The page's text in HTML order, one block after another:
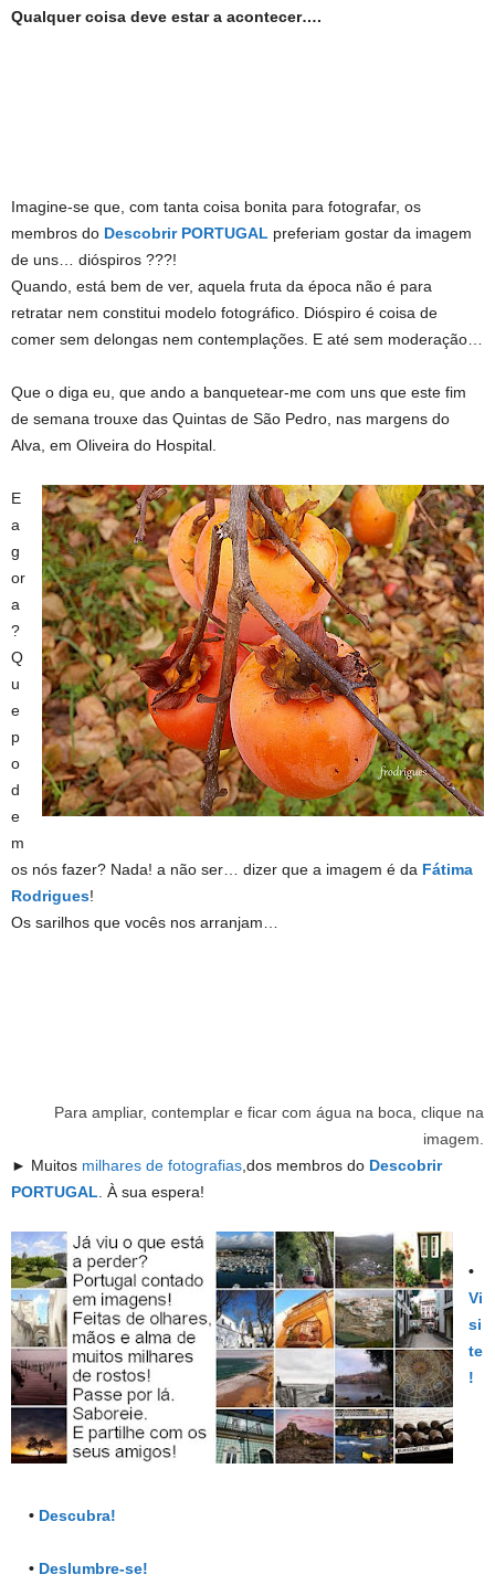
Qualquer coisa deve estar a acontecer….
Imagine-se que, com tanta coisa bonita para fotografar, os
membros do Descobrir PORTUGAL preferiam gostar da imagem
de uns… dióspiros ???!
Quando, está bem de ver, aquela fruta da época não é para
retratar nem constitui modelo fotográfico. Dióspiro é coisa de
comer sem delongas nem contemplações. E até sem moderação…
Que o diga eu, que ando a banquetear-me com uns que este fim
de semana trouxe das Quintas de São Pedro, nas margens do
Alva, em Oliveira do Hospital.
E
a
g
or
a
?
Q
u
e
p
o
d
e
m
os nós fazer? Nada! a não ser… dizer que a imagem é da Fátima
Rodrigues!
Os sarilhos que vocês nos arranjam…
Para ampliar, contemplar e ficar com água na boca, clique na
imagem.
► Muitos milhares de fotografias ,dos membros do Descobrir
PORTUGAL . À sua espera!
•
Vi
si
te
!
• Descubra!
• Deslumbre-se!